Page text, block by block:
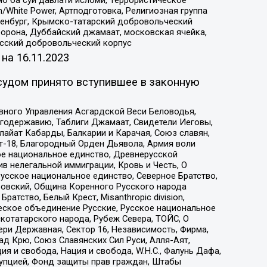
Power, Артподготовка, Религиозная группа
Крымско-татарский добровольческий
Дуббайский джамаат, московская ячейка,
добровольческий корпус
16.11.2023
принято вступившее в законную
Управления Асгардской Веси Беловодья,
Таблиги Джамаат, Свидетели Иеговы,
Кабарды, Балкарии и Карачая, Союз славян,
18, Благородный Орден Дьявола, Армия воли
национальное единство, Древнерусской
нелегальной иммиграции, Кровь и Честь, О
национальное единство, Северное Братство,
Община Коренного Русского народа
Белый Крест, Misanthropic division,
объединение Русские, Русское национальное
народа, Рубеж Севера, ТОЙС, О
Державная, Сектор 16, Независимость, Фирма,
Крю, Союз Славянских Сил Руси, Алля-Аят,
и свобода, Нация и свобода, W.H.С., Фалунь Дафа,
Фонд защиты прав граждан, Штабы